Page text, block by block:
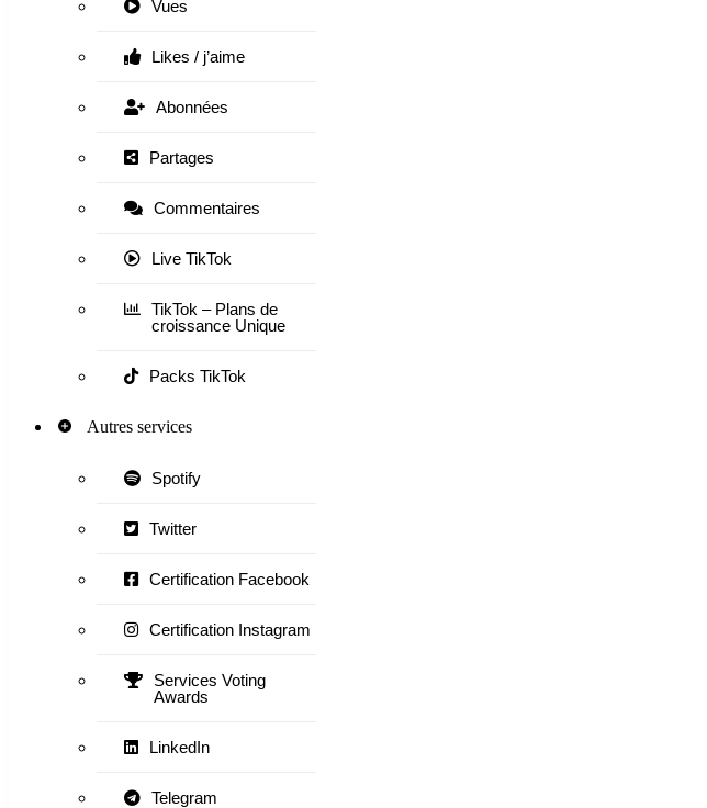
Vues
Likes / j’aime
Abonnées
Partages
Commentaires
Live TikTok
TikTok – Plans de
croissance Unique
Packs TikTok
Autres services
Spotify
Twitter
Certification Facebook
Certification Instagram
Services Voting
Awards
LinkedIn
Telegram